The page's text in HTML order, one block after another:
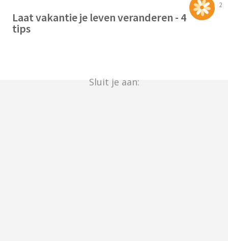
2
Laat vakantie je leven veranderen - 4
tips
Sluit je aan: